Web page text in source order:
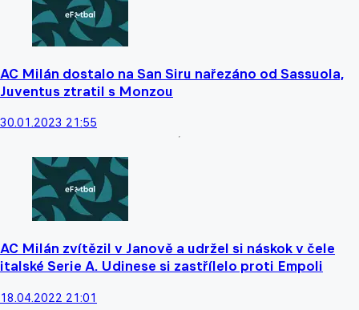
AC Milán dostalo na San Siru nařezáno od Sassuola,
Juventus ztratil s Monzou
30.01.2023 21:55
AC Milán zvítězil v Janově a udržel si náskok v čele
italské Serie A. Udinese si zastřílelo proti Empoli
18.04.2022 21:01